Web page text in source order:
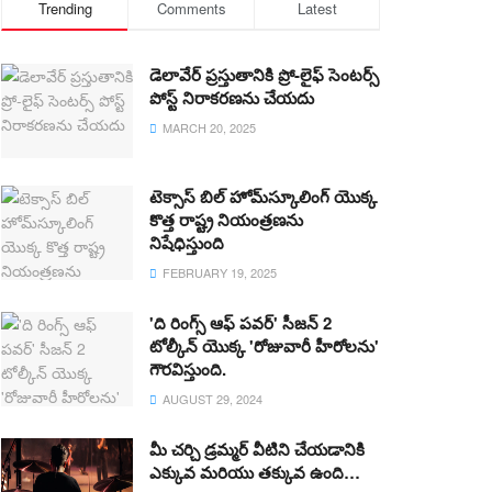
Trending Comments Latest
డెలావేర్ ప్రస్తుతానికి ప్రో-లైఫ్ సెంటర్స్
పోస్ట్ నిరాకరణను చేయదు
MARCH 20, 2025
టెక్సాస్ బిల్ హోమ్‌స్కూలింగ్ యొక్క
కొత్త రాష్ట్ర నియంత్రణను
నిషేధిస్తుంది
FEBRUARY 19, 2025
'ది రింగ్స్ ఆఫ్ పవర్' సీజన్ 2
టోల్కీన్ యొక్క 'రోజువారీ హీరోలను'
గౌరవిస్తుంది.
AUGUST 29, 2024
మీ చర్చి డ్రమ్మర్ వీటిని చేయడానికి
ఎక్కువ మరియు తక్కువ ఉంది…